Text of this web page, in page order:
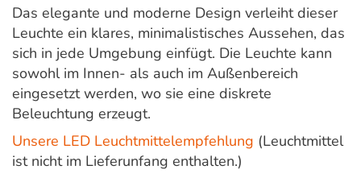
Das elegante und moderne Design verleiht dieser
Leuchte ein klares, minimalistisches Aussehen, das
sich in jede Umgebung einfügt. Die Leuchte kann
sowohl im Innen- als auch im Außenbereich
eingesetzt werden, wo sie eine diskrete
Beleuchtung erzeugt.
Unsere LED Leuchtmittelempfehlung (Leuchtmittel
ist nicht im Lieferunfang enthalten.)